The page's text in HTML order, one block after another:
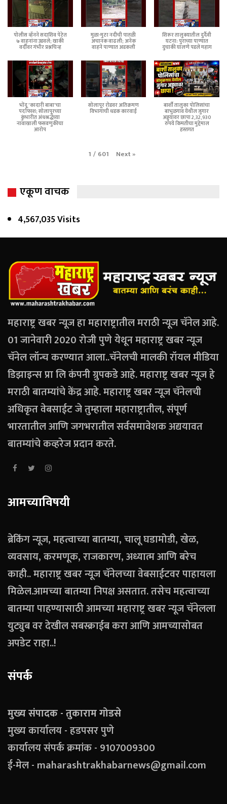
पोलीस व्हॅनने सदाशिव पेठेत
७ वाहनांना उडवले; खाकी
वर्दीवर गंभीर प्रश्नचिन्ह
मुळा-मुठा नदीची पातळी
अचानक वाढली; अनेक
वाहने पाण्यात अडकली
शिरूर तालुक्यातील दुर्दैवी
घटना: पुराच्या पाण्यात
दुचाकी घालणे पडले महाग
भोंदू 'कादारी बाबा'चा
पर्दाफाश; सोलापूरच्या
कुंभारीत अंधश्रद्धेच्या
नावाखाली फसवणुकीचा
आरोप
सोलापूर रोडवर अतिक्रमण
विभागाची धडक कारवाई
बार्शी तालुका पोलिसांचा
बाभुळगाव येथील जुगार
अड्ड्यावर छापा 2,32,930
रुपये किमतीचा मुद्देमाल
हस्तगत
1 / 601 Next»
एकूण वाचक
4,567,035 Visits
महाराष्ट्र खबर न्यूज हा महाराष्ट्रातील मराठी न्यूज चॅनेल आहे.
01 जानेवारी 2020 रोजी पुणे येथून महाराष्ट्र खबर न्यूज
चॅनेल लॉन्च करण्यात आला..चॅनेलची मालकी रॉयल मीडिया
डिझाइन्स प्रा लि कंपनी ग्रुपकडे आहे. महाराष्ट्र खबर न्यूज हे
मराठी बातम्यांचे केंद्र आहे. महाराष्ट्र खबर न्यूज चॅनेलची
अधिकृत वेबसाईट जे तुम्हाला महाराष्ट्रातील, संपूर्ण
भारतातील आणि जगभरातील सर्वसमावेशक अद्ययावत
बातम्यांचे कव्हरेज प्रदान करते.
आमच्याविषयी
ब्रेकिंग न्यूज, महत्वाच्या बातम्या, चालू घडामोडी, खेळ,
व्यवसाय, करमणूक, राजकारण, अध्यात्म आणि बरेच
काही.. महाराष्ट्र खबर न्यूज चॅनेलच्या वेबसाईटवर पाहायला
मिळेल.आमच्या बातम्या निपक्ष असतात. तसेच महत्वाच्या
बातम्या पाहण्यासाठी आमच्या महाराष्ट्र खबर न्यूज चॅनेलला
युट्युब वर देखील सबस्क्राईब करा आणि आमच्यासोबत
अपडेट राहा..!
संपर्क
मुख्य संपादक - तुकाराम गोडसे
मुख्य कार्यालय - हडपसर पुणे
कार्यालय संपर्क क्रमांक - 9107009300
ई-मेल - maharashtrakhabarnews@gmail.com